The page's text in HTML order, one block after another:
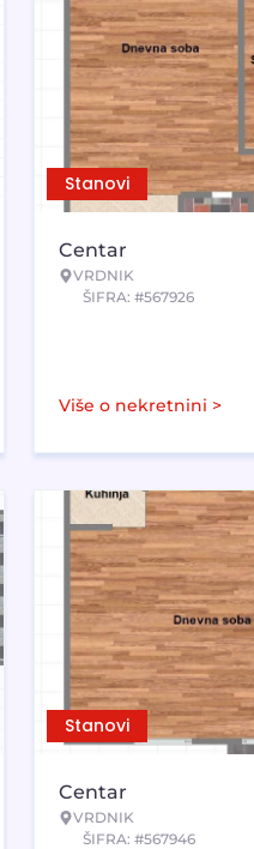
Stanovi
Centar
VRDNIK
ŠIFRA: #567926
Više o nekretnini >
Stanovi
Centar
VRDNIK
ŠIFRA: #567946